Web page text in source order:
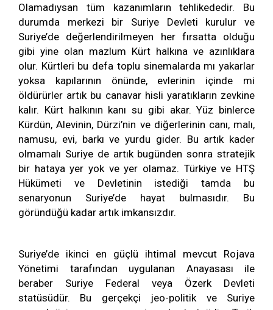
Olamadıysan tüm kazanımların tehlikededir. Bu
durumda merkezi bir Suriye Devleti kurulur ve
Suriye’de değerlendirilmeyen her fırsatta olduğu
gibi yine olan mazlum Kürt halkına ve azınlıklara
olur. Kürtleri bu defa toplu sinemalarda mı yakarlar
yoksa kapılarının önünde, evlerinin içinde mi
öldürürler artık bu canavar hisli yaratıkların zevkine
kalır. Kürt halkının kanı su gibi akar. Yüz binlerce
Kürdün, Alevinin, Dürzi’nin ve diğerlerinin canı, malı,
namusu, evi, barkı ve yurdu gider. Bu artık kader
olmamalı Suriye de artık bugünden sonra stratejik
bir hataya yer yok ve yer olamaz. Türkiye ve HTŞ
Hükümeti ve Devletinin istediği tamda bu
senaryonun Suriye’de hayat bulmasıdır. Bu
göründüğü kadar artık imkansızdır.
Suriye’de ikinci en güçlü ihtimal mevcut Rojava
Yönetimi tarafından uygulanan Anayasası ile
beraber Suriye Federal veya Özerk Devleti
statüsüdür. Bu gerçekçi jeo-politik ve Suriye